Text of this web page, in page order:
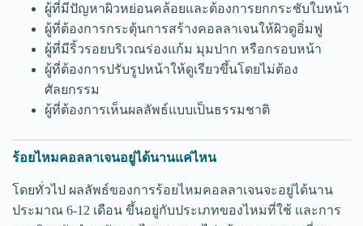
ผู้ที่มีปัญหาผิวหย่อนคล้อยและต้องการยกกระชับใบหน้า
ผู้ที่ต้องการกระตุ้นการสร้างคอลลาเจนให้ผิวดูอิ่มฟู
ผู้ที่มีริ้วรอยบริเวณร่องแก้ม มุมปาก หรือกรอบหน้า
ผู้ที่ต้องการปรับรูปหน้าให้ดูเรียวขึ้นโดยไม่ต้อง
ศัลยกรรม
ผู้ที่ต้องการเห็นผลลัพธ์แบบเป็นธรรมชาติ
ร้อยไหมคอลลาเจนอยู่ได้นานแค่ไหน
โดยทั่วไป ผลลัพธ์ของการร้อยไหมคอลลาเจนจะอยู่ได้นาน
ประมาณ 6-12 เดือน ขึ้นอยู่กับประเภทของไหมที่ใช้ และการ